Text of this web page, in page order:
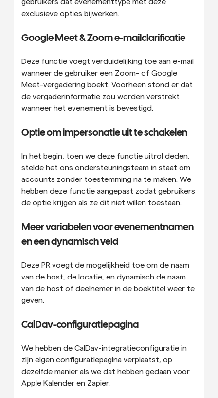
gebruikers dat evenementtype met deze
exclusieve opties bijwerken.
Google Meet & Zoom e-mailclarificatie
Deze functie voegt verduidelijking toe aan e-mail
wanneer de gebruiker een Zoom- of Google
Meet-vergadering boekt. Voorheen stond er dat
de vergaderinformatie zou worden verstrekt
wanneer het evenement is bevestigd.
Optie om impersonatie uit te schakelen
In het begin, toen we deze functie uitrol deden,
stelde het ons ondersteuningsteam in staat om
accounts zonder toestemming na te maken. We
hebben deze functie aangepast zodat gebruikers
de optie krijgen als ze dit niet willen toestaan.
Meer variabelen voor evenementnamen
en een dynamisch veld
Deze PR voegt de mogelijkheid toe om de naam
van de host, de locatie, en dynamisch de naam
van de host of deelnemer in de boektitel weer te
geven.
CalDav-configuratiepagina
We hebben de CalDav-integratieconfiguratie in
zijn eigen configuratiepagina verplaatst, op
dezelfde manier als we dat hebben gedaan voor
Apple Kalender en Zapier.